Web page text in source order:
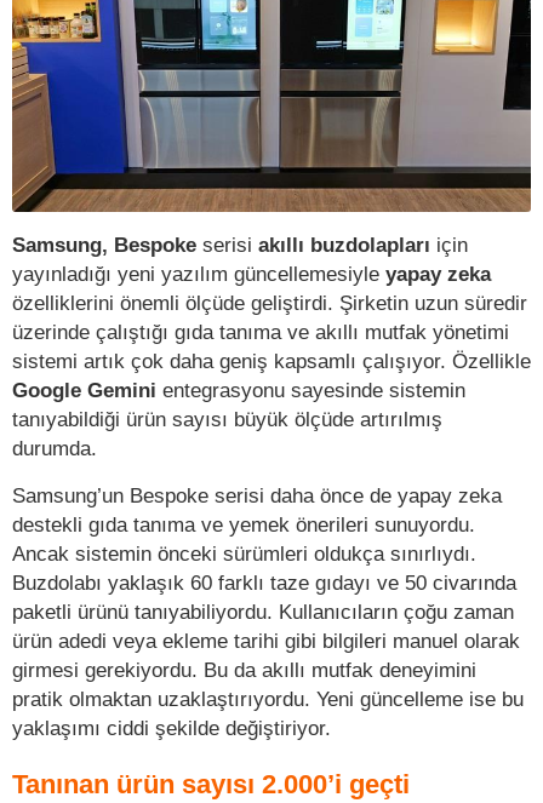
Samsung, Bespoke serisi akıllı buzdolapları için
yayınladığı yeni yazılım güncellemesiyle yapay zeka
özelliklerini önemli ölçüde geliştirdi. Şirketin uzun süredir
üzerinde çalıştığı gıda tanıma ve akıllı mutfak yönetimi
sistemi artık çok daha geniş kapsamlı çalışıyor. Özellikle
Google Gemini entegrasyonu sayesinde sistemin
tanıyabildiği ürün sayısı büyük ölçüde artırılmış
durumda.
Samsung’un Bespoke serisi daha önce de yapay zeka
destekli gıda tanıma ve yemek önerileri sunuyordu.
Ancak sistemin önceki sürümleri oldukça sınırlıydı.
Buzdolabı yaklaşık 60 farklı taze gıdayı ve 50 civarında
paketli ürünü tanıyabiliyordu. Kullanıcıların çoğu zaman
ürün adedi veya ekleme tarihi gibi bilgileri manuel olarak
girmesi gerekiyordu. Bu da akıllı mutfak deneyimini
pratik olmaktan uzaklaştırıyordu. Yeni güncelleme ise bu
yaklaşımı ciddi şekilde değiştiriyor.
Tanınan ürün sayısı 2.000’i geçti